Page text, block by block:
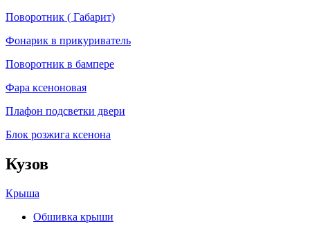
Поворотник ( Габарит)
Фонарик в прикуриватель
Поворотник в бампере
Фара ксеноновая
Плафон подсветки двери
Блок розжига ксенона
Кузов
Крыша
Обшивка крыши